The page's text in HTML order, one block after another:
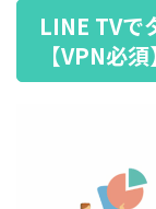
LINE TVで
【VPN必須】